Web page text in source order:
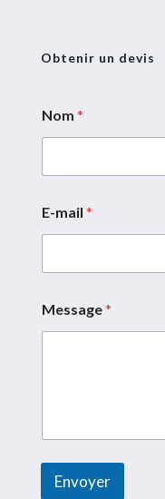
Obtenir un devis
Nom *
*
*
o
r
E-mail *
Message*
Envoyer